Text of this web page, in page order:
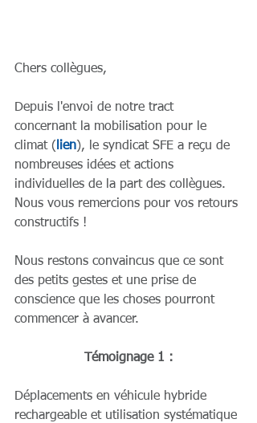
Chers collègues,
Depuis l'envoi de notre tract
concernant la mobilisation pour le
climat ( lien), le syndicat SFE a reçu de
nombreuses idées et actions
individuelles de la part des collègues.
Nous vous remercions pour vos retours
constructifs !
Nous restons convaincus que ce sont
des petits gestes et une prise de
conscience que les choses pourront
commencer à avancer.
Témoignage 1 :
Déplacements en véhicule hybride
rechargeable et utilisation systématique